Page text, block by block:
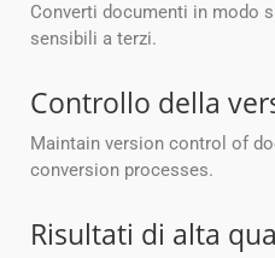
Converti documenti in modo
sensibili a terzi.
Controllo della
Maintain version control of
conversion processes.
Risultati di alta